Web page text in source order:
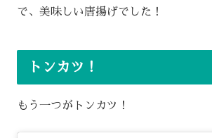
で、美味しい唐揚げでした！
トンカツ！
もう一つがトンカツ！